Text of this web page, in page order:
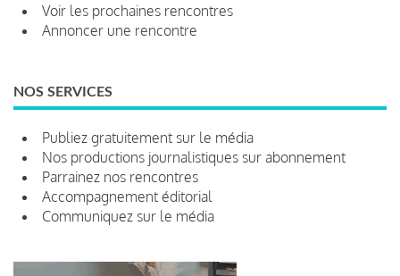
Voir les prochaines rencontres
Annoncer une rencontre
NOS SERVICES
Publiez gratuitement sur le média
Nos productions journalistiques sur abonnement
Parrainez nos rencontres
Accompagnement éditorial
Communiquez sur le média